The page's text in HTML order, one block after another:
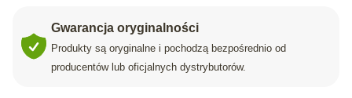
Gwarancja oryginalności
Produkty są oryginalne i pochodzą bezpośrednio od
producentów lub oficjalnych dystrybutorów.